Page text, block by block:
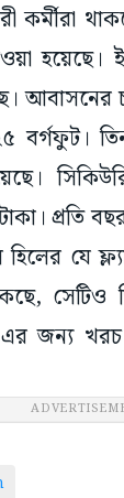
কর্মীরা
হয়েছে।
আবাসনের
বর্গফুট।
প্রতি
হিলের যে
সেটিও
এর জন্য